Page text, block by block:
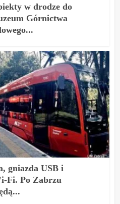
w drodze do
Górnictwa
gniazda USB i
Fi. Po Zabrzu